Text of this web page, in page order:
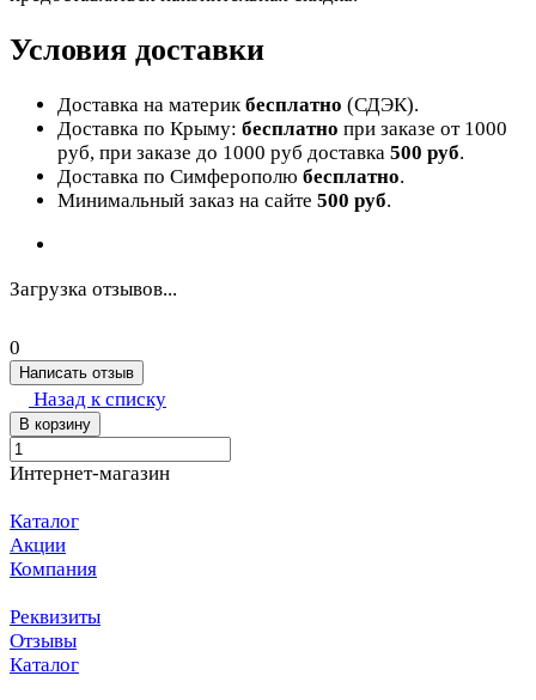
Условия доставки
Доставка на материкбесплатно (СДЭК).
Доставка по Крыму: бесплатно при заказе от 1000
руб, при заказе до 1000 руб доставка 500 руб.
Доставка по Симферополю бесплатно.
Минимальный заказ на сайте 500 руб.
Загрузка отзывов...
0
Написать отзыв
Назад к списку
В корзину
Интернет-магазин
Каталог
Акции
Компания
Реквизиты
Отзывы
Каталог